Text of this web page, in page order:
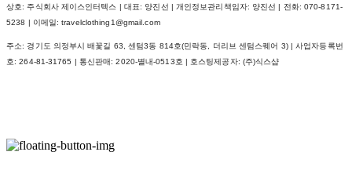
상호: 주식회사 제이스인터텍스 | 대표: 양진선 | 개인정보관리책임자: 양진선 | 전화: 070-8171-
5238 | 이메일: travelclothing1@gmail.com
주소: 경기도 의정부시 배꽃길 63, 센텀3동 814호(민락동, 더리브 센텀스퀘어 3) | 사업자등록번
호:264-81-31765 | 통신판매:2020-별내-0513호 | 호스팅제공자: (주)식스샵